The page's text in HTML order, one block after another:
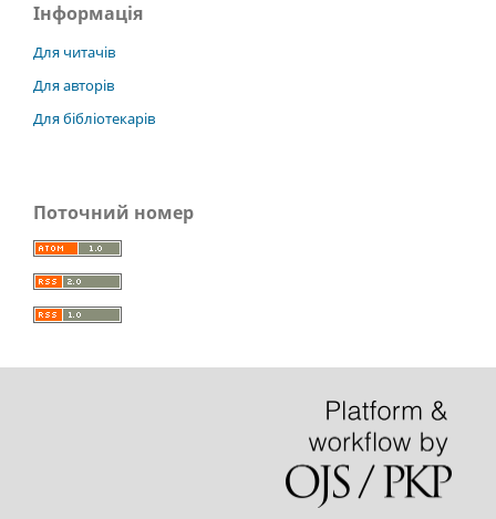
Інформація
Для читачів
Для авторів
Для бібліотекарів
Поточний номер